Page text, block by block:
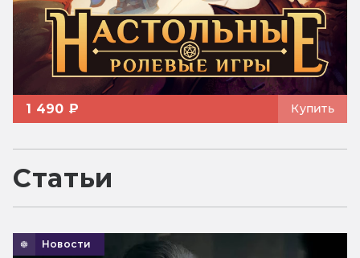
1 490 ₽ Купить
Статьи
Новости